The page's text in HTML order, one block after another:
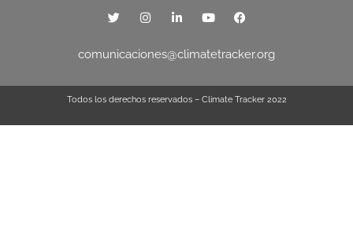
comunicaciones@climatetracker.org
Todos los derechos reservados – Climate Tracker 2022